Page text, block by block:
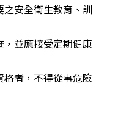
之安全衛生教育、訓
，並應接受定期健康
者，不得從事危險